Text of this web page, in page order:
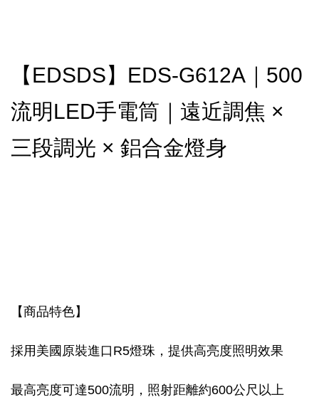
【EDSDS】EDS-G612A｜500
流明LED手電筒｜遠近調焦 ×
三段調光 × 鋁合金燈身
【商品特色】
採用美國原裝進口R5燈珠，提供高亮度照明效果
最高亮度可達500流明，照射距離約600公尺以上